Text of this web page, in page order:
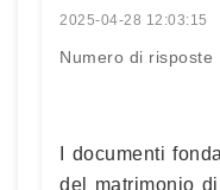
2025-04-28 12:03:15
Numero di risposte
I documenti
del matrimonio